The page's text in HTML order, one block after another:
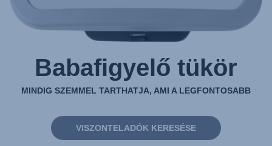
Babafigyelő tükör
MINDIG SZEMMEL TARTHATJA, AMI A LEGFONTOSABB
VISZONTELADÓK KERESÉSE